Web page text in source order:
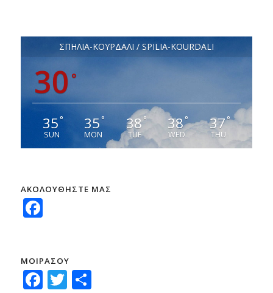
ΣΠΗΛΙΑ-ΚΟΥΡΔΑΛΙ / SPILIA-KOURDALI
30 °
35°
SUN
35°
MON
38°
TUE
38°
WED
37°
THU
ΑΚΟΛΟΥΘΗΣΤΕ ΜΑΣ
Facebook
ΜΟΙΡΑΣΟΥ
Facebook
Twitter
Μοιραστείτε